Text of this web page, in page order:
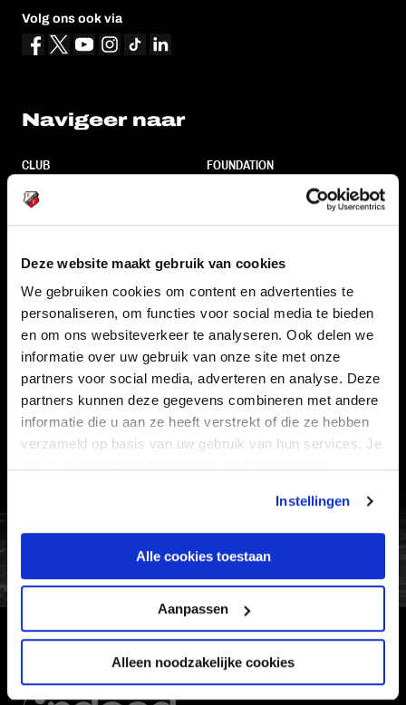
Deze website maakt gebruik van cookies
We gebruiken cookies om content en advertenties te
personaliseren, om functies voor social media te bieden
en om ons websiteverkeer te analyseren. Ook delen we
informatie over uw gebruik van onze site met onze
partners voor social media, adverteren en analyse. Deze
partners kunnen deze gegevens combineren met andere
informatie die u aan ze heeft verstrekt of die ze hebben
verzameld op basis van uw gebruik van hun services. Je
Instellingen
Alle cookies toestaan
Aanpassen
Alleen noodzakelijke cookies
Volg ons ook via
Navigeer naar
CLUB
TEAMS
STADION
FOUNDATION
BUSINESS
Informatie
VEELGESTELDE VRAGEN
CONTACT
WERKEN BIJ
VERTROUWENSPERSOON
HOOFDSPONSOR